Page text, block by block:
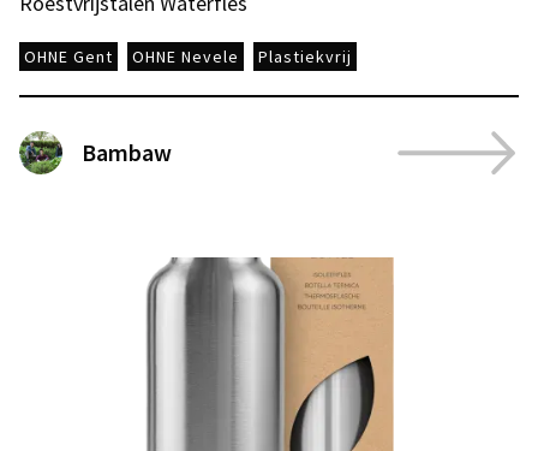
OHNE Gent OHNE Nevele Plastiekvrij
Bambaw